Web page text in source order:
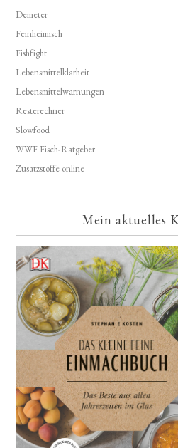
Demeter
Feinheimisch
Fishfight
Lebensmittelklarheit
Lebensmittelwarnungen
Resterechner
Slowfood
WWF Fisch-Ratgeber
Zusatzstoffe online
Mein aktuelles